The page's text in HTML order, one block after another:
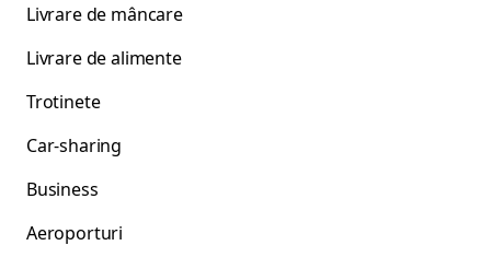
Livrare de mâncare
Livrare de alimente
Trotinete
Car-sharing
Business
Aeroporturi